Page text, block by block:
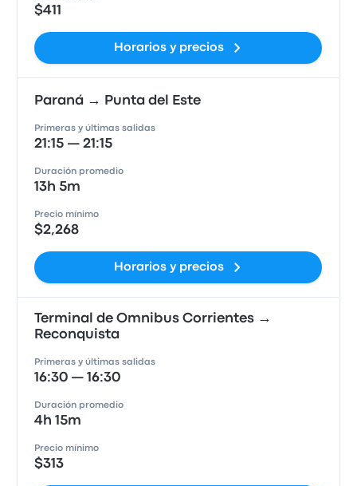
$411
Horarios y precios
Paraná → Punta del Este
Primeras y últimas salidas
21:15 — 21:15
Duración promedio
13h 5m
Precio mínimo
$2,268
Horarios y precios
Terminal de Omnibus Corrientes →
Reconquista
Primeras y últimas salidas
16:30 — 16:30
Duración promedio
4h 15m
Precio mínimo
$313